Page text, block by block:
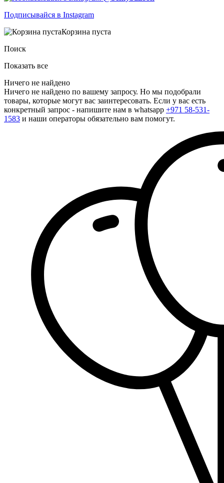
Подписывайся в Instagram
Корзина пуста
Поиск
Показать все
Ничего не найдено
Ничего не найдено по вашему запросу. Но мы подобрали
товары, которые могут вас заинтересовать. Если у вас есть
конкретный запрос - напишите нам в whatsapp +971 58-531-
1583 и наши операторы обязательно вам помогут.